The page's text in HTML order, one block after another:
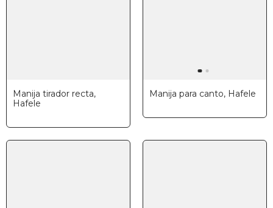
Manija tirador recta,
Hafele
Manija para canto, Hafele